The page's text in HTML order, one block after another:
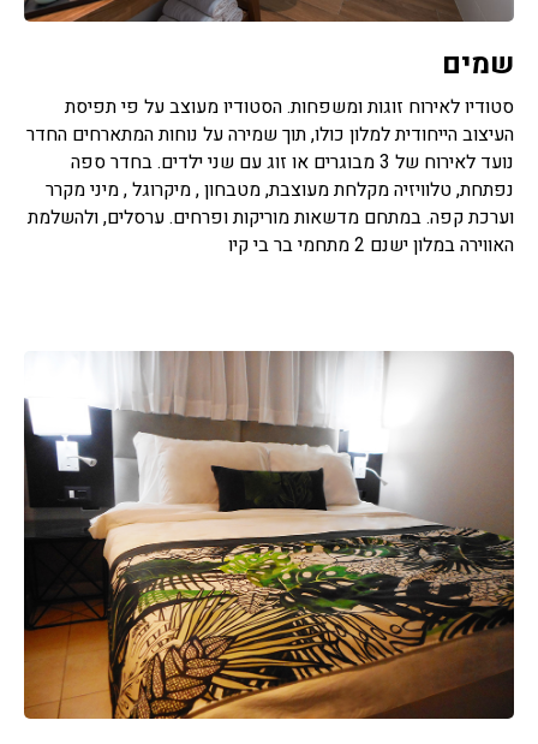
שמים
סטודיו לאירוח זוגות ומשפחות. הסטודיו מעוצב על פי תפיסת
העיצוב הייחודית למלון כולו, תוך שמירה על נוחות המתארחים החדר
נועד לאירוח של 3 מבוגרים או זוג עם שני ילדים. בחדר ספה
נפתחת, טלוויזיה מקלחת מעוצבת, מטבחון , מיקרוגל , מיני מקרר
וערכת קפה. במתחם מדשאות מוריקות ופרחים. ערסלים, ולהשלמת
האווירה במלון ישנם 2 מתחמי בר בי קיו